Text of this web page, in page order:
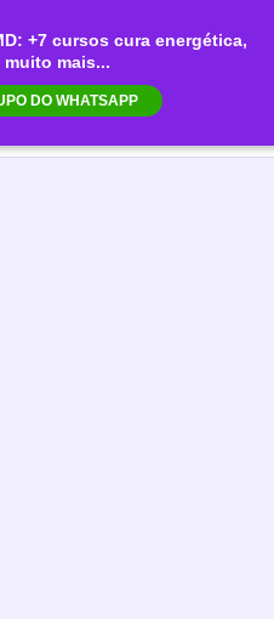
+7 cursos cura energética,
muito mais...
DO WHATSAPP